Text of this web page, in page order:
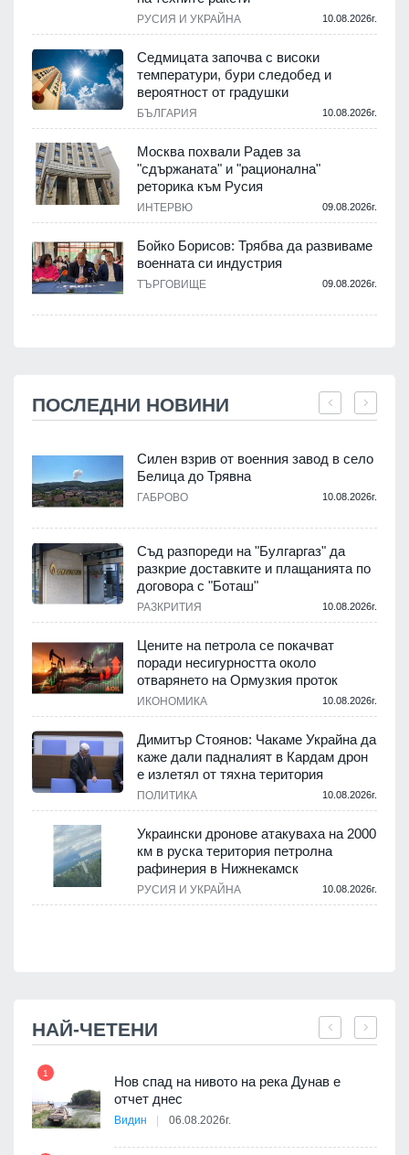
РУСИЯ И УКРАЙНА 10.08.2026г.
Седмицата започва с високи
температури, бури следобед и
вероятност от градушки
БЪЛГАРИЯ 10.08.2026г.
Москва похвали Радев за
"сдържаната" и "рационална"
реторика към Русия
ИНТЕРВЮ 09.08.2026г.
Бойко Борисов: Трябва да развиваме
военната си индустрия
ТЪРГОВИЩЕ 09.08.2026г.
ПОСЛЕДНИ НОВИНИ
Силен взрив от военния завод в село
Белица до Трявна
ГАБРОВО 10.08.2026г.
Съд разпореди на "Булгаргаз" да
разкрие доставките и плащанията по
договора с "Боташ"
РАЗКРИТИЯ 10.08.2026г.
Цените на петрола се покачват
поради несигурността около
отварянето на Ормузкия проток
ИКОНОМИКА 10.08.2026г.
Димитър Стоянов: Чакаме Украйна да
каже дали падналият в Кардам дрон
е излетял от тяхна територия
ПОЛИТИКА 10.08.2026г.
Украински дронове атакуваха на 2000
км в руска територия петролна
рафинерия в Нижнекамск
РУСИЯ И УКРАЙНА 10.08.2026г.
НАЙ-ЧЕТЕНИ
1
Нов спад на нивото на река Дунав е
отчет днес
Видин 06.08.2026г.